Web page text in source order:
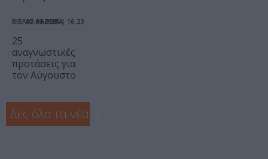
ΒΙΒΛΙΟ / ΑΡΘΡΑ
07.08.2026 | 16.23
25
αναγνωστικές
προτάσεις για
τον Αύγουστο
Δες όλα τα νέα